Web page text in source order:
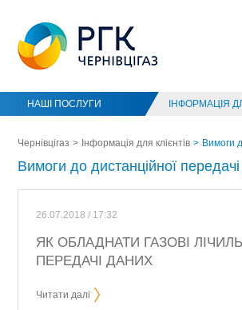
НАШІ ПОСЛУГИ ІНФОРМАЦІЯ
Чернівцігаз Інформація для клієнтів Вимоги
Вимоги до дистанційної
26.07.2018 / 17:32
ЯК ОБЛАДНАТИ ГАЗОВІ
ПЕРЕДАЧІ ДАНИХ
Читати далі